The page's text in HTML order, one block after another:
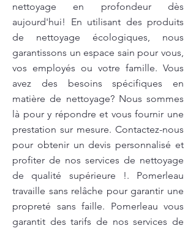
nettoyage en profondeur dès
aujourd'hui! En utilisant des produits
de nettoyage écologiques, nous
garantissons un espace sain pour vous,
vos employés ou votre famille. Vous
avez des besoins spécifiques en
matière de nettoyage? Nous sommes
là pour y répondre et vous fournir une
prestation sur mesure. Contactez-nous
pour obtenir un devis personnalisé et
profiter de nos services de nettoyage
de qualité supérieure !. Pomerleau
travaille sans relâche pour garantir une
propreté sans faille. Pomerleau vous
garantit des tarifs de nos services de